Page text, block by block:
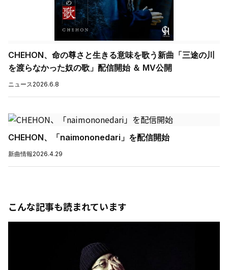
CHEHON、命の尊さと生きる意味を歌う新曲「三途の川
を渡らなかった奴の歌」配信開始 ＆ MV公開
ニュース2026.6.8
CHEHON、「naimononedari」を配信開始
新曲情報2026.4.29
こんな記事も読まれています